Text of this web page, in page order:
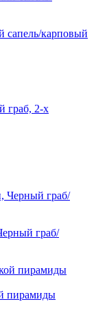
сапель/карповый
граб, 2-х
граб/
пирамиды